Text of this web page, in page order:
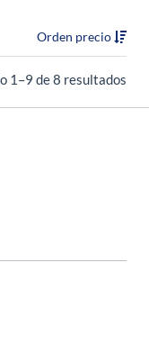
Orden precio
1–9 de 8 resultados